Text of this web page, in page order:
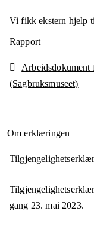
Vi fikk ekstern hjelp
Rapport
(Sagbruksmuseet)
Om erklæringen
gang 23. mai 2023.